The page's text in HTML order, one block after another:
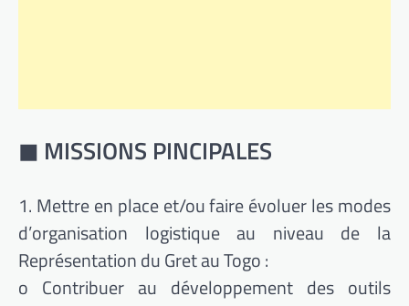
◼ MISSIONS PINCIPALES
1. Mettre en place et/ou faire évoluer les modes
d’organisation logistique au niveau de la
Représentation du Gret au Togo :
o Contribuer au développement des outils